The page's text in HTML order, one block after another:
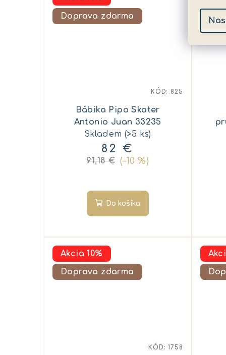
Doprava zdarma
Bábika Pipo Skater
Antonio Juan 33235
Skladem (>5 ks)
82 €
91,18 € (–10 %)
Do košíka
KÓD: 825
Akcia 10%
Doprava zdarma
KÓD:1758